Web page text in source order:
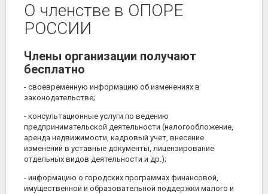
О членстве в ОПОРЕ
РОССИИ
Члены организации получают
бесплатно
- своевременную информацию об изменениях в
законодательстве;
- консультационные услуги по ведению
предпринимательской деятельности (налогообложение,
аренда недвижимости, кадровый учет, внесение
изменений в уставные документы, лицензирование
отдельных видов деятельности и др.);
- информацию о городских программах финансовой,
имущественной и образовательной поддержки малого и